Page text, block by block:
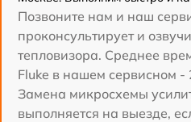
Позвоните нам и наш
проконсультирует и
тепловизора. Среднее
Fluke в нашем сервисном -
Замена микросхемы
выполняется на выезде,